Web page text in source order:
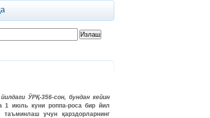
йилдаги ЎРҚ-356-сон,бундан кейин
1июль куни роппа-роса бир йил
таъминлаш учун
қарздорларнинг